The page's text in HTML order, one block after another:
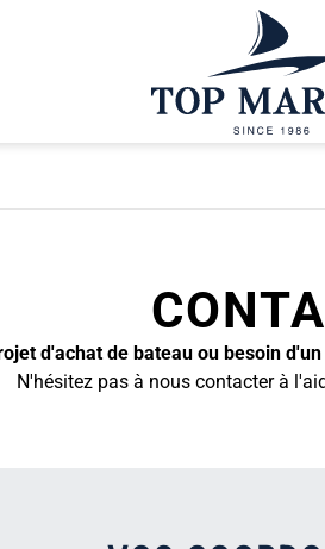
d'achat de bateau ou besoin
N'hésitez pas à nous contacter à